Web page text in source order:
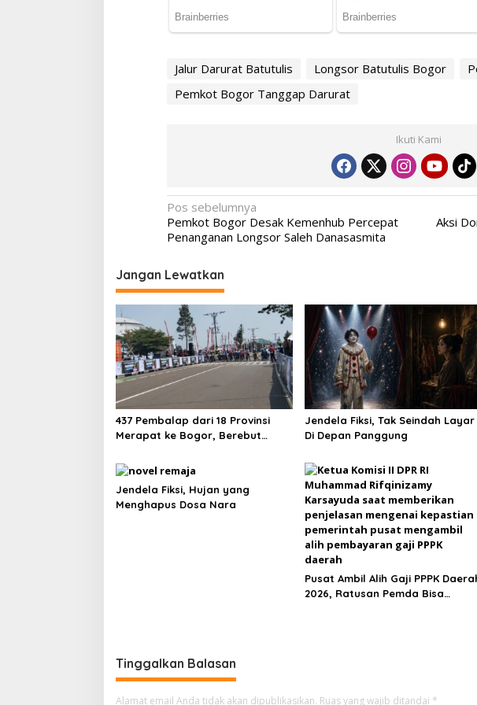
Jalur Darurat Batutulis Longsor Batutulis Bogor
Pemkot Bogor Tanggap Darurat
Ikuti Kami
Navigasi
pos
Pos sebelumnya
Pemkot Bogor Desak Kemenhub Percepat
Penanganan Longsor Saleh Danasasmita
Aksi
Jangan Lewatkan
437 Pembalap dari 18 Provinsi
Merapat ke Bogor, Berebut
Jendela Fiksi, Tak Seindah Layar
Di Depan Panggung
Jendela Fiksi, Hujan yang
Menghapus Dosa Nara
Pusat Ambil Alih Gaji PPPK
2026, Ratusan Pemda Bisa
Tinggalkan Balasan
Alamat email Anda tidak akan dipublikasikan. Ruas yang wajib ditandai *